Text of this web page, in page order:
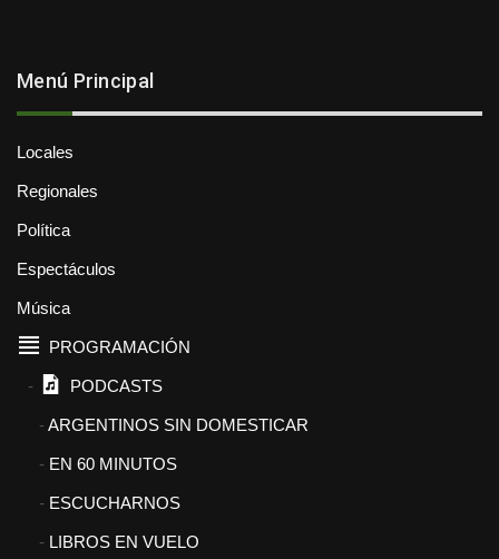
Menú Principal
Locales
Regionales
Política
Espectáculos
Música
PROGRAMACIÓN
PODCASTS
ARGENTINOS SIN DOMESTICAR
EN 60 MINUTOS
ESCUCHARNOS
LIBROS EN VUELO